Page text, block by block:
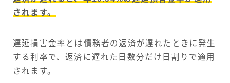
されます。
遅延損害金率とは債務者の返済が遅れたときに発生
する利率で、返済に遅れた日数分だけ日割りで適用
されます。